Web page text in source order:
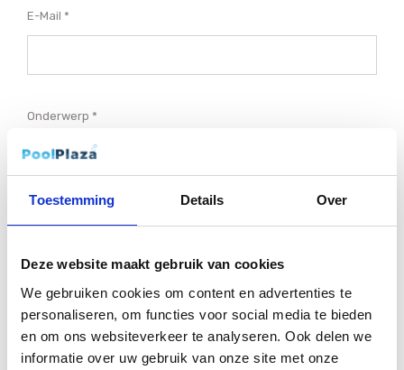
Toestemming Details Over
Deze website maakt gebruik van cookies
We gebruiken cookies om content en advertenties te
personaliseren, om functies voor social media te bieden
en om ons websiteverkeer te analyseren. Ook delen we
informatie over uw gebruik van onze site met onze
E-Mail
Onderwerp
Verzenden